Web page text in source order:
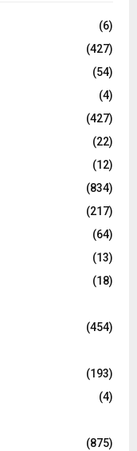
C
(6)
(427)
(54)
(4)
(427)
(22)
(12)
(834)
(217)
(64)
(13)
(18)
(454)
(193)
(4)
(875)